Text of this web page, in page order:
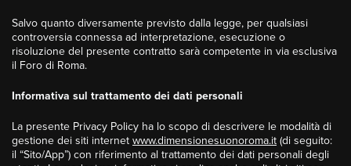
Salvo quanto diversamente previsto dalla legge, per qualsiasi
controversia connessa ad interpretazione, esecuzione o
risoluzione del presente contratto sarà competente in via esclusiva
il Foro di Roma.
Informativa sul trattamento dei dati personali
La presente Privacy Policy ha lo scopo di descrivere le modalità di
gestione dei siti internet www.dimensionesuonoroma.it (di seguito:
il “Sito/App”) con riferimento al trattamento dei dati personali degli